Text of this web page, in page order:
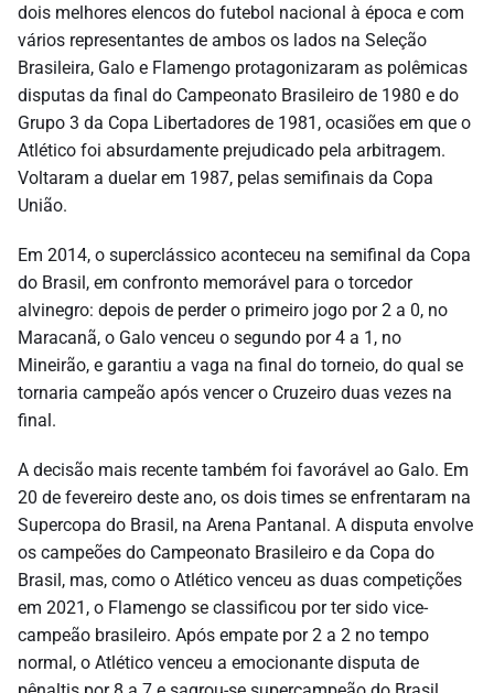
dois melhores elencos do futebol nacional à época e com
vários representantes de ambos os lados na Seleção
Brasileira, Galo e Flamengo protagonizaram as polêmicas
disputas da final do Campeonato Brasileiro de 1980 e do
Grupo 3 da Copa Libertadores de 1981, ocasiões em que o
Atlético foi absurdamente prejudicado pela arbitragem.
Voltaram a duelar em 1987, pelas semifinais da Copa
União.
Em 2014, o superclássico aconteceu na semifinal da Copa
do Brasil, em confronto memorável para o torcedor
alvinegro: depois de perder o primeiro jogo por 2 a 0, no
Maracanã, o Galo venceu o segundo por 4 a 1, no
Mineirão, e garantiu a vaga na final do torneio, do qual se
tornaria campeão após vencer o Cruzeiro duas vezes na
final.
A decisão mais recente também foi favorável ao Galo. Em
20 de fevereiro deste ano, os dois times se enfrentaram na
Supercopa do Brasil, na Arena Pantanal. A disputa envolve
os campeões do Campeonato Brasileiro e da Copa do
Brasil, mas, como o Atlético venceu as duas competições
em 2021, o Flamengo se classificou por ter sido vice-
campeão brasileiro. Após empate por 2 a 2 no tempo
normal, o Atlético venceu a emocionante disputa de